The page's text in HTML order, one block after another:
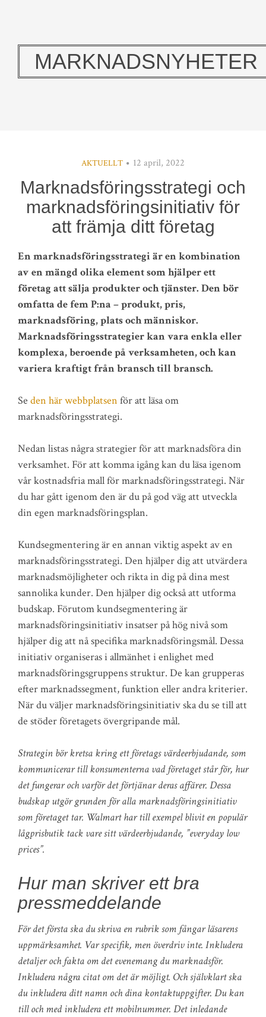
MARKNADSNYHETER
AKTUELLT 12 april, 2022
Marknadsföringsstrategi och
marknadsföringsinitiativ för
att främja ditt företag
En marknadsföringsstrategi är en kombination
av en mängd olika element som hjälper ett
företag att sälja produkter och tjänster. Den bör
omfatta de fem P:na – produkt, pris,
marknadsföring, plats och människor.
Marknadsföringsstrategier kan vara enkla eller
komplexa, beroende på verksamheten, och kan
variera kraftigt från bransch till bransch.
Se den här webbplatsen för att läsa om
marknadsföringsstrategi.
Nedan listas några strategier för att marknadsföra din
verksamhet. För att komma igång kan du läsa igenom
vår kostnadsfria mall för marknadsföringsstrategi. När
du har gått igenom den är du på god väg att utveckla
din egen marknadsföringsplan.
Kundsegmentering är en annan viktig aspekt av en
marknadsföringsstrategi. Den hjälper dig att utvärdera
marknadsmöjligheter och rikta in dig på dina mest
sannolika kunder. Den hjälper dig också att utforma
budskap. Förutom kundsegmentering är
marknadsföringsinitiativ insatser på hög nivå som
hjälper dig att nå specifika marknadsföringsmål. Dessa
initiativ organiseras i allmänhet i enlighet med
marknadsföringsgruppens struktur. De kan grupperas
efter marknadssegment, funktion eller andra kriterier.
När du väljer marknadsföringsinitiativ ska du se till att
de stöder företagets övergripande mål.
Strategin bör kretsa kring ett företags värdeerbjudande, som
kommunicerar till konsumenterna vad företaget står för, hur
det fungerar och varför det förtjänar deras affärer. Dessa
budskap utgör grunden för alla marknadsföringsinitiativ
som företaget tar. Walmart har till exempel blivit en populär
lågprisbutik tack vare sitt värdeerbjudande, ”everyday low
prices”.
Hur man skriver ett bra
pressmeddelande
För det första ska du skriva en rubrik som fångar läsarens
uppmärksamhet. Var specifik, men överdriv inte. Inkludera
detaljer och fakta om det evenemang du marknadsför.
Inkludera några citat om det är möjligt. Och självklart ska
du inkludera ditt namn och dina kontaktuppgifter. Du kan
till och med inkludera ett mobilnummer. Det inledande